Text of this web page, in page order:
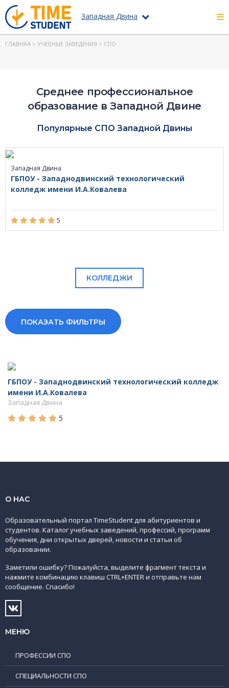
Западная Двина
ГЛАВНАЯ > УЧЕБНЫЕ ЗАВЕДЕНИЯ > СПО
Среднее профессиональное
образование в Западной Двине
Популярные СПО Западной Двины
Западная Двина
ГБПОУ - Западнодвинский технологический
колледж имени И.А.Ковалева
5
КОЛЛЕДЖИ
ПОКАЗАТЬ ФИЛЬТРЫ
ГБПОУ - Западнодвинский технологический колледж
имени И.А.Ковалева
Западная Двина
5
О НАС
Образовательный портал TimeStudent для абитуриентов и
студентов. Каталог учебных заведений, профессий, программ
обучения, дни открытых дверей, новости и статьи об
образовании.
Заметили ошибку? Пожалуйста, выделите фрагмент текста и
нажмите комбинацию клавиш CTRL+ENTER и отправьте нам
сообщение. Спасибо!
МЕНЮ
ПРОФЕССИИ СПО
СПЕЦИАЛЬНОСТИ СПО